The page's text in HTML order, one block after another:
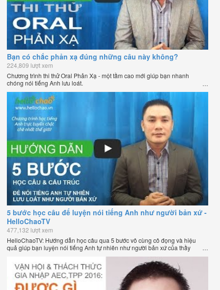
Bạn có chắc phản xạ đúng những câu này không?
224,809 lượt xem
Chương trình thi thử Oral Phản Xạ - một tầm cao mới giúp bạn nhanh
chóng nói tiếng Anh lưu loát.
5 bước học câu để luyện nói tiếng Anh như người bản xứ -
HelloChaoTV
477,132 lượt xem
HelloChaoTV: Hướng dẫn học câu qua 5 bước vô cùng cô đọng và hiệu
quả giúp bạn luyện nói tiếng Anh tự nhiên như người bản xứ của thầy
Phạm Việt Thắng, đồng sáng lập HelloChao.vn - Chương trình dạy tiếng
Anh trực tuyến chặt chẽ nhất thế giới.